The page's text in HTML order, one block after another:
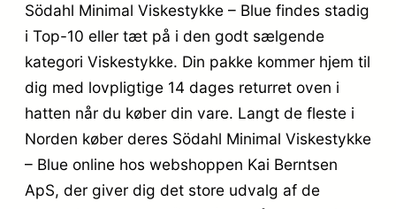
Södahl Minimal Viskestykke – Blue findes stadig
i Top-10 eller tæt på i den godt sælgende
kategori Viskestykke. Din pakke kommer hjem til
dig med lovpligtige 14 dages returret oven i
hatten når du køber din vare. Langt de fleste i
Norden køber deres Södahl Minimal Viskestykke
– Blue online hos webshoppen Kai Berntsen
ApS, der giver dig det store udvalg af de